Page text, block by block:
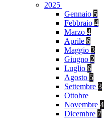
2025
Gennaio 5
Febbraio 4
Marzo 4
Aprile 6
Maggio 3
Giugno 2
Luglio 6
Agosto 5
Settembre 3
Ottobre
Novembre 4
Dicembre 7